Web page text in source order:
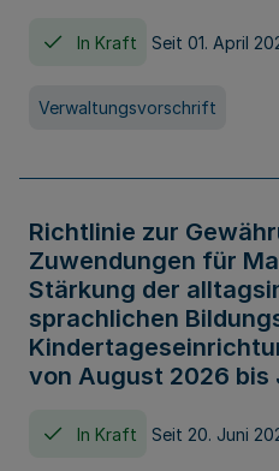
In Kraft Seit 01. April
Verwaltungsvorschrift
Richtlinie zur
Zuwendungen für
Stärkung der
sprachlichen
von August 2026 bis
In Kraft Seit 20. Juni